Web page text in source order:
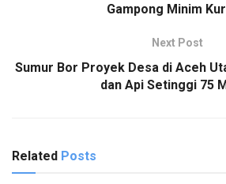
Gampong Minim
Next Post
Sumur Bor Proyek Desa di Aceh
dan Api Setinggi 75
Related Posts